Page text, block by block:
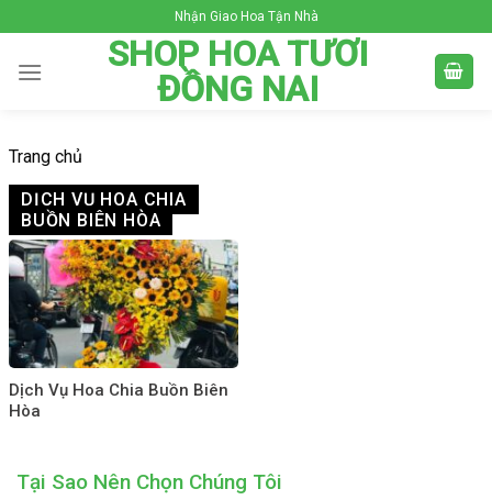
to
content
Nhận Giao Hoa Tận Nhà
SHOP HOA TƯƠI
ĐỒNG NAI
Trang chủ
DỊCH VỤ HOA CHIA
BUỒN BIÊN HÒA
Dịch Vụ Hoa Chia Buồn Biên
Hòa
Tại Sao Nên Chọn Chúng Tôi